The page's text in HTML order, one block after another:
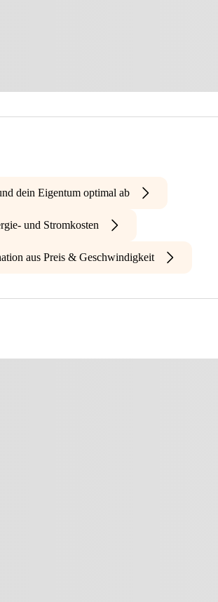
dein Eigentum optimal ab
und Stromkosten
aus Preis & Geschwindigkeit